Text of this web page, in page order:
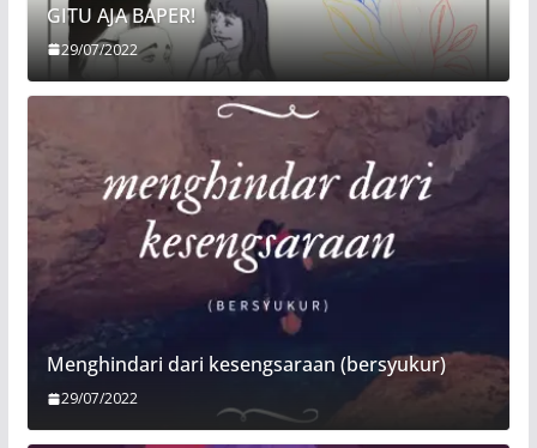
GITU AJA BAPER!
29/07/2022
Menghindari dari kesengsaraan (bersyukur)
29/07/2022